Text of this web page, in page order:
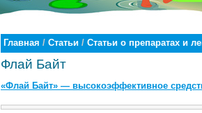
Главная / Статьи / Статьи о препаратах и
Флай Байт
«Флай Байт» — высокоэффективное